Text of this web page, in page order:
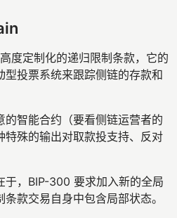
度定制化的递归限制条款，它的
投票系统来跟踪侧链的存款和
智能合约（要看侧链运营者的
特殊的输出对取款投支持、反对
于，BIP-300 要求加入新的全局
款交易自身中包含局部状态。